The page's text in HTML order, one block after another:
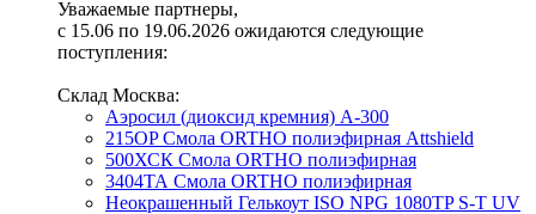
Уважаемые партнеры,
с 15.06 по 19.06.2026 ожидаются следующие
поступления:
Склад Москва:
Аэросил (диоксид кремния) А-300
215OP Смола ORTHO полиэфирная Attshield
500ХСК Смола ORTHO полиэфирная
3404ТА Смола ORTHO полиэфирная
Неокрашенный Гелькоут ISO NPG 1080TP S-T UV